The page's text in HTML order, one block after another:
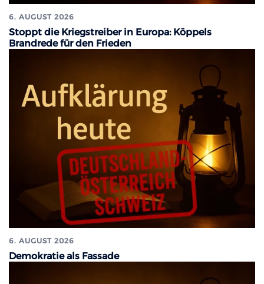
6. AUGUST 2026
Stoppt die Kriegstreiber in Europa: Köppels
Brandrede für den Frieden
6. AUGUST 2026
Demokratie als Fassade